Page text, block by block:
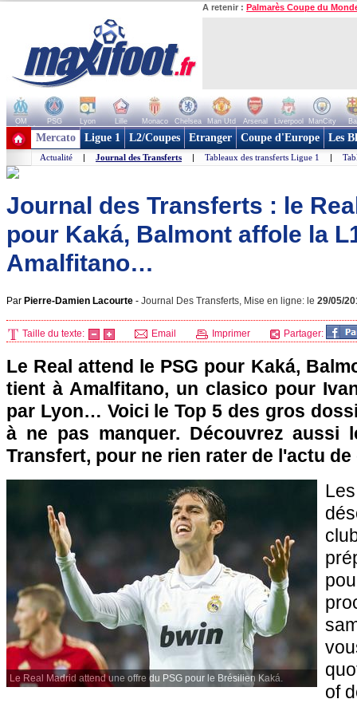
A retenir : Palmarès Coupe du
OM PSG Lyon Lille Monaco Chelsea Man Utd Arsenal Liverpool ManCity
+ de clubs
Mercato Ligue 1 L2/Coupes Etranger Coupe d'Europe Les
Actualité | Journal des Transferts | Tableaux des transferts Ligue 1 |
Journal des Transferts : le
pour Kaká, Balmont affole la
Amalfitano…
Par Pierre-Damien Lacourte - Journal Des Transferts, Mise en ligne: le 29/05/
Taille du texte: Email Imprimer Partager:
Le Real attend le PSG pour Kaká,
tient à Amalfitano, un clasico pour
par Lyon… Voici le Top 5 des gros
à ne pas manquer. Découvrez aussi
Transfert, pour ne rien rater de l'actu
Le Real Madrid attend une offre du PSG pour le Brésilien Kaká.
of